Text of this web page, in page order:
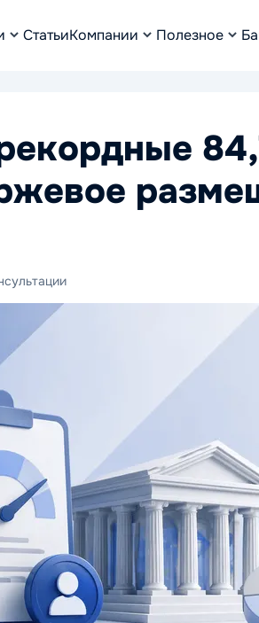
СтатьиКомпании Полезное